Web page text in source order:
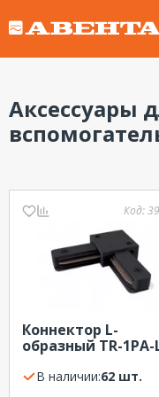
Аксессуары
Код:
Коннектор L-
образный TR-1PA-
шинопровода
В наличии:
62 шт.